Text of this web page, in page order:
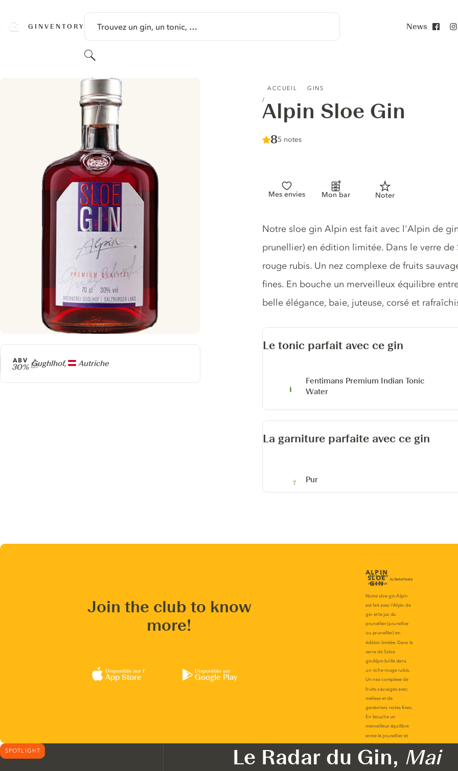
GINVENTORY Trouvez un gin, un tonic, …
Rechercher
News
ACCUEIL GINS
Alpin Sloe Gin
Score :
8/ 10
5 notes
Mes envies Mon bar Noter
Producteur
Gughlhof, Autriche
ABV
30%
Description du gin
Notre sloe gin Alpin est fait avec l'Alpin de
prunellier) en édition limitée. Dans le verre
rouge rubis. Un nez complexe de fruits
fines. En bouche un merveilleux équilibre
belle élégance, baie, juteuse, corsé et
Le tonic parfait avec ce gin
Fentimans Premium Indian Tonic
Water
La garniture parfaite avec ce gin
Pur
Join the club to know
more!
Disponible sur l’
App Store
Disponible sur
Google Play
SPOTLIGHT Le Radar du Gin, Mai